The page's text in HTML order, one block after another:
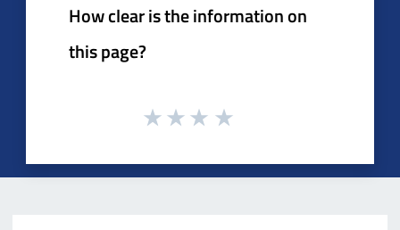
How clear is the information on
this page?